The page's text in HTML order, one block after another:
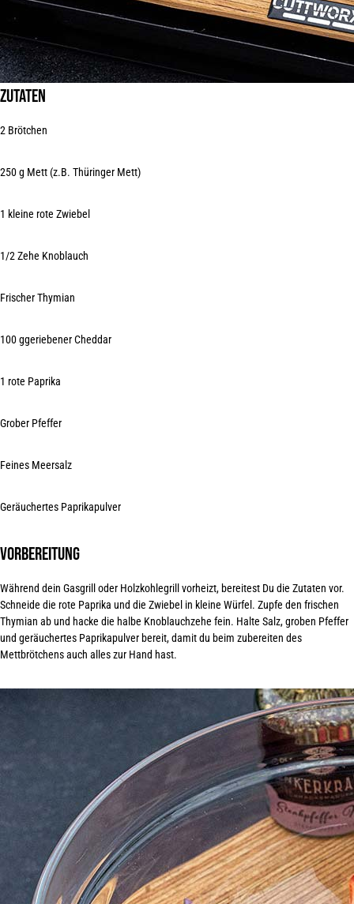
ZUTATEN
2 Brötchen
250 g Mett (z.B. Thüringer Mett)
1 kleine rote Zwiebel
1/2 Zehe Knoblauch
Frischer Thymian
100 ggeriebener Cheddar
1 rote Paprika
Grober Pfeffer
Feines Meersalz
Geräuchertes Paprikapulver
Vorbereitung
Während dein Gasgrill oder Holzkohlegrill vorheizt, bereitest Du die Zutaten vor.
Schneide die rote Paprika und die Zwiebel in kleine Würfel. Zupfe den frischen
Thymian ab und hacke die halbe Knoblauchzehe fein. Halte Salz, groben Pfeffer
und geräuchertes Paprikapulver bereit, damit du beim zubereiten des
Mettbrötchens auch alles zur Hand hast.